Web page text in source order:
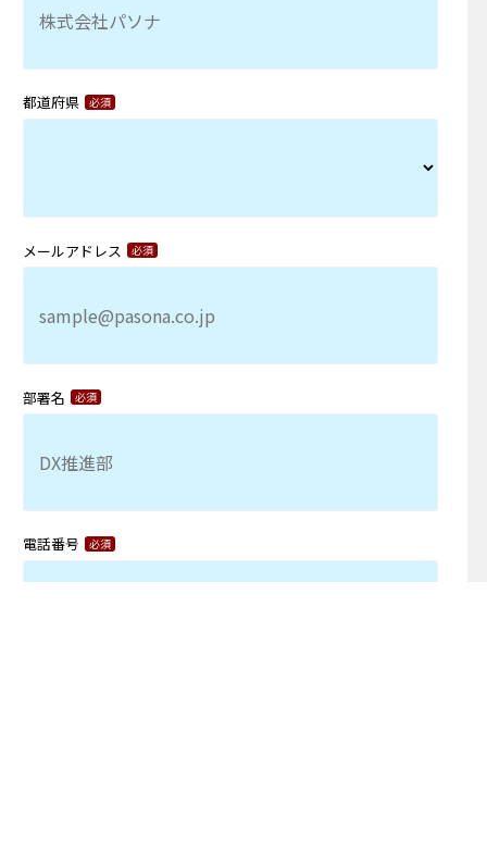
都道府県
メールアドレス
部署名
電話番号